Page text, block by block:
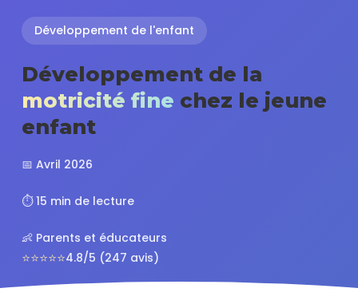
Développement de l'enfant
Développement de la
motricité fine chez le jeune
enfant
📅 Avril 2026
⏱️ 15 min de lecture
👶 Parents et éducateurs
⭐⭐⭐⭐⭐4.8/5 (247 avis)